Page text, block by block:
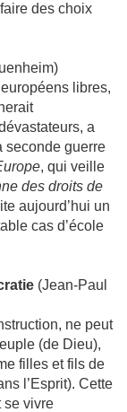
des choix
libres,
a
seconde guerre
, qui veille
des droits de
aujourd’hui un
cas d’école
(Jean-Paul
ne peut
(de Dieu),
filles et fils de
l’Esprit). Cette
se vivre